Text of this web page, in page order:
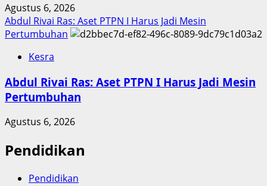
Agustus 6, 2026
Abdul Rivai Ras: Aset PTPN I Harus Jadi Mesin
Pertumbuhan
Kesra
Abdul Rivai Ras: Aset PTPN I Harus Jadi Mesin
Pertumbuhan
Agustus 6, 2026
Pendidikan
Pendidikan